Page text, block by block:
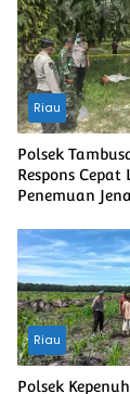
Riau
Polsek
Respons Cepat
Penemuan
Riau
Polsek